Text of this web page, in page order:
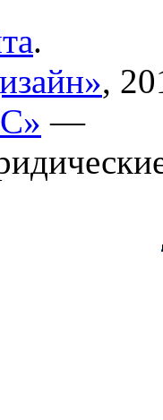
.
,
—